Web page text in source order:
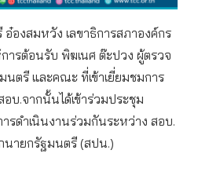
องสมหวัง เลขาธิการสภาองค์กร
ารต้อนรับ พิฆเนศ ต๊ะปวง ผู้ตรวจ
นตรี และคณะ ที่เข้าเยี่ยมชมการ
บ.จากนั้นได้เข้าร่วมประชุม
รดำเนินงานร่วมกันระหว่าง สอบ.
ายกรัฐมนตรี (สปน.)